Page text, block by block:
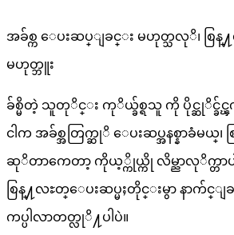
အခ်စ္က ေပးဆပ္ျခင္း မဟုတ္သလုိ၊ စ
မဟုတ္ဘူး
ခ်စ္မိတဲ့ သူတုိင္း ကုိယ္ခ်စ္ရသူ ကို ပိုင္ဆုိင္ခ်င္ၾ
ငါက အခ်စ္အတြက္ဆုိ ေပးဆပ္အနစ္နာခံမယ္၊ စ
ဆုိတာကေတာ့ ကိုယ့္ကိုယ္ကို လိမ္ညာလုိက္တာ
စြန္႔လႊတ္ေပးဆပ္မႈတိုင္းမွာ နာက်င္
ကပ္ပါလာတတ္လုိ႔ပါပဲ။